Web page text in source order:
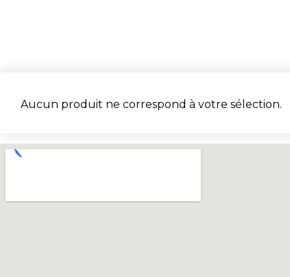
Aucun produit ne correspond à votre sélection.